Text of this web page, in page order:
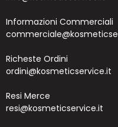
Informazioni Commerciali
Richeste Ordini
ordini@kosmeticservice.it
Resi Merce
resi@kosmeticservice.it